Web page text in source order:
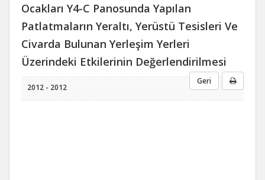
Ocakları Y4-C Panosunda Yapılan
Patlatmaların Yeraltı, Yerüstü Tesisleri Ve
Civarda Bulunan Yerleşim Yerleri
Üzerindeki Etkilerinin Değerlendirilmesi
Geri
2012 - 2012